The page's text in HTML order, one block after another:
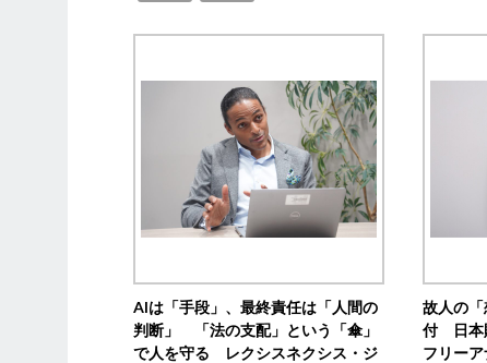
AIは「手段」、最終責任は「人間の
判断」 「法の支配」という「傘」
で人を守る レクシスネクシス・ジ
故人の
付 日本
フリー